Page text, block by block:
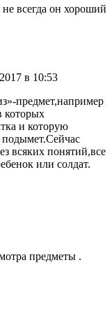
всегда он хороший
в 10:53
предмет,например
которых
и которую
подымет.Сейчас
всяких понятий,все
или солдат.
предметы .